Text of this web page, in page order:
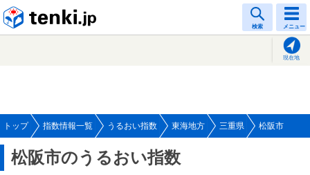
検索 メニュー
現在地
トップ 指数情報一覧 うるおい指数 東海地方 三重県 松阪市
松阪市のうるおい指数